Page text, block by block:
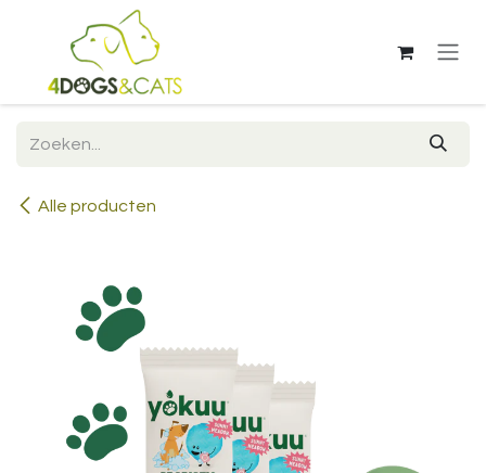
Overslaan naar inhoud
Alle producten